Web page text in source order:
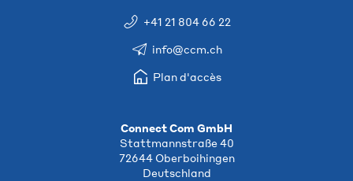
+41 21 804 66 22
info@ccm.ch
Plan d'accès
Connect Com GmbH
Stattmannstraße 40
72644 Oberboihingen
Deutschland